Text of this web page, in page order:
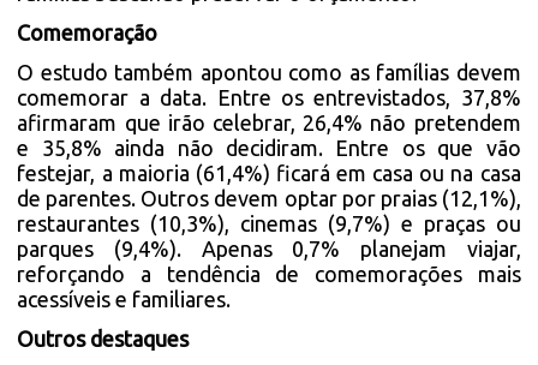
Comemoração
O estudo também apontou como as famílias devem
comemorar a data. Entre os entrevistados, 37,8%
afirmaram que irão celebrar, 26,4% não pretendem
e 35,8% ainda não decidiram. Entre os que vão
festejar, a maioria (61,4%) ficará em casa ou na casa
de parentes. Outros devem optar por praias (12,1%),
restaurantes (10,3%), cinemas (9,7%) e praças ou
parques (9,4%). Apenas 0,7% planejam viajar,
reforçando a tendência de comemorações mais
acessíveis e familiares.
Outros destaques